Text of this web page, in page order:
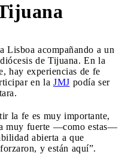
Lisboa acompañando a un
de Tijuana. En la
hay experiencias de fe
en la JMJ podía ser
la fe es muy importante,
muy fuerte —como estas—
abierta a que
y están aquí”.